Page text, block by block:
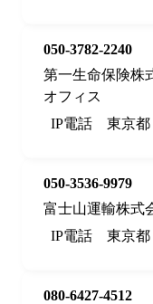
050-3782-2240
第一生命保険株
オフィス
IP電話
東京都
050-3536-9979
富士山運輸株式
IP電話
東京都
080-6427-4512